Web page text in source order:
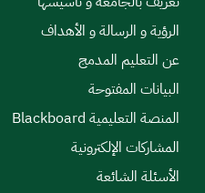
الرؤية و الرسالة و الأهداف
عن التعليم المدمج
البيانات المفتوحة
المنصة التعليمية Blackboard
المشاركات الإلكترونية
الأسئلة الشائعة